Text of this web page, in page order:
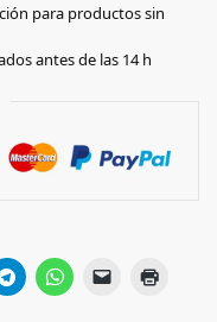
para productos sin
antes de las 14 h